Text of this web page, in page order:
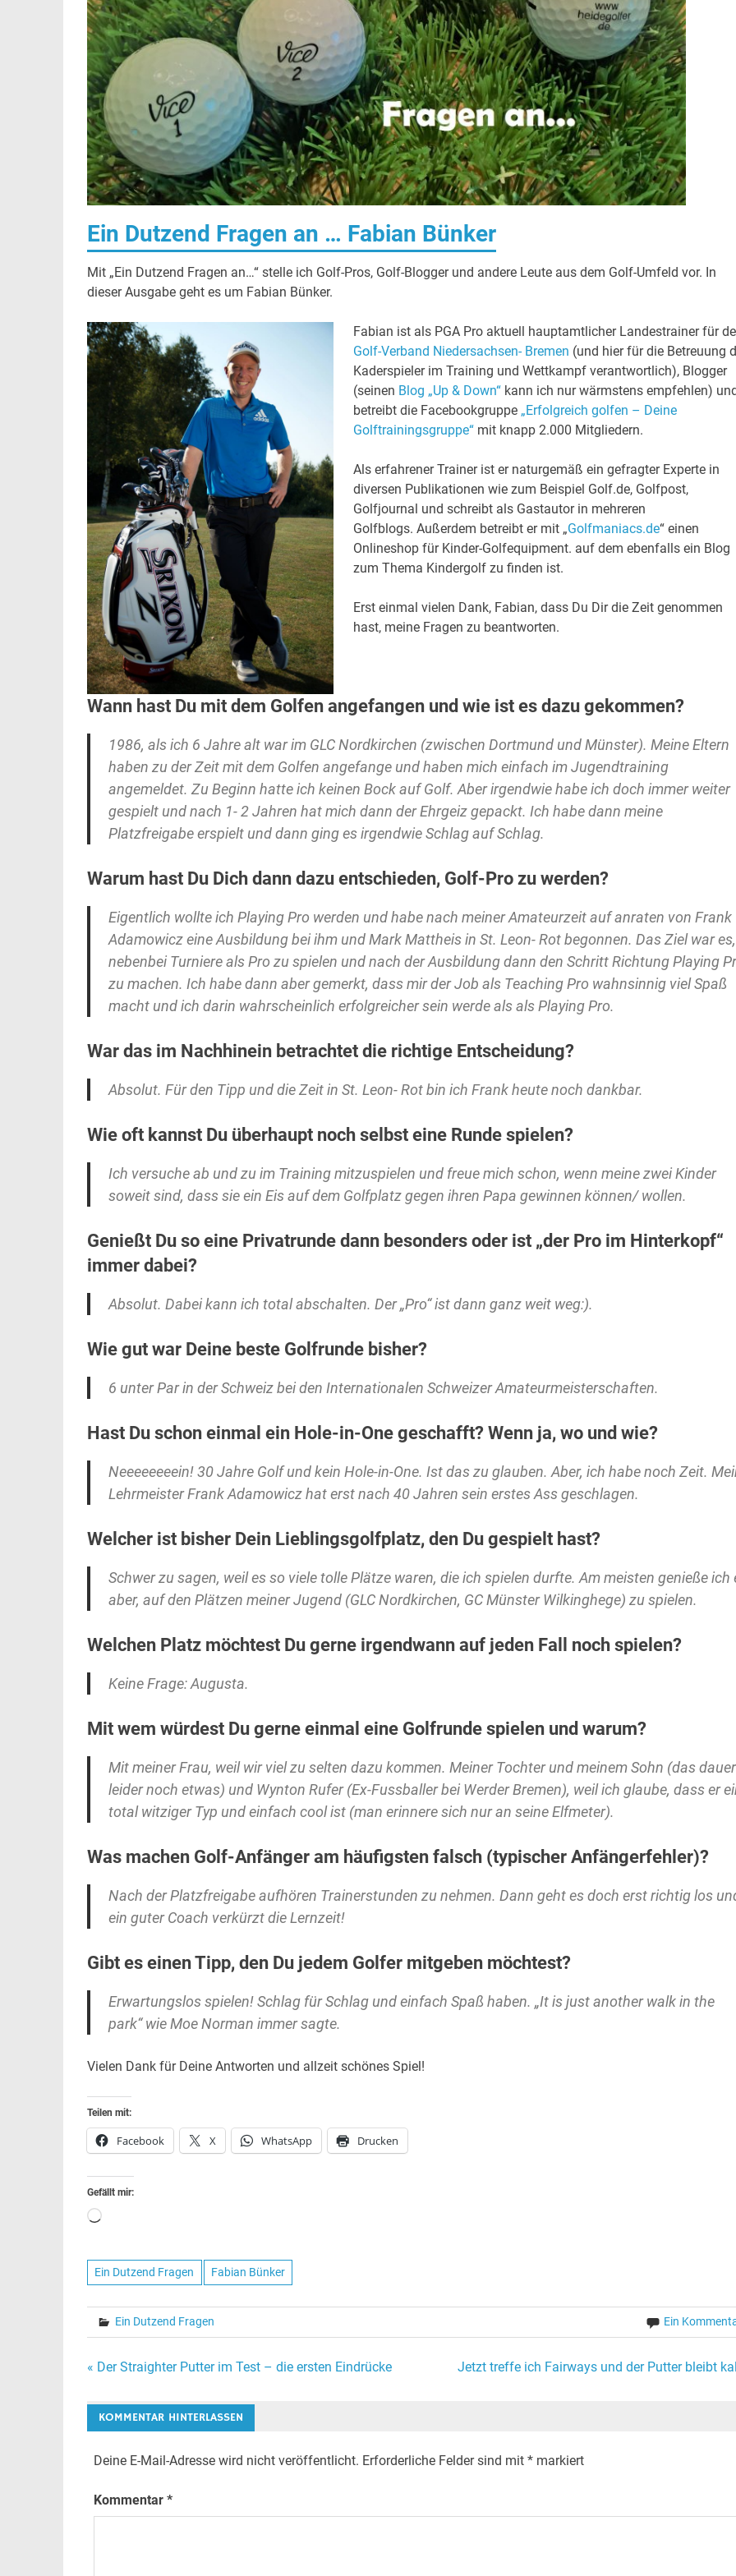
Ein Dutzend Fragen an … Fabian Bünker
Mit „Ein Dutzend Fragen an…“ stelle ich Golf-Pros, Golf-Blogger und andere Leute aus dem Golf-Umfeld vor. In
dieser Ausgabe geht es um Fabian Bünker.
Fabian ist als PGA Pro aktuell hauptamtlicher Landestrainer für
Golf-Verband Niedersachsen- Bremen (und hier für die Betreuung
Kaderspieler im Training und Wettkampf verantwortlich), Blogger
(seinen Blog „Up & Down“kann ich nur wärmstens empfehlen)
betreibt die Facebookgruppe „Erfolgreich golfen – Deine
Golftrainingsgruppe“mit knapp 2.000 Mitgliedern.
Als erfahrener Trainer ist er naturgemäß ein gefragter Experte in
diversen Publikationen wie zum Beispiel Golf.de, Golfpost,
Golfjournal und schreibt als Gastautor in mehreren
Golfblogs. Außerdem betreibt er mit „Golfmaniacs.de“ einen
Onlineshop für Kinder-Golfequipment. auf dem ebenfalls ein Blog
zum Thema Kindergolf zu finden ist.
Erst einmal vielen Dank, Fabian, dass Du Dir die Zeit genommen
hast, meine Fragen zu beantworten.
Wann hast Du mit dem Golfen angefangen und wie ist es dazu gekommen?
1986, als ich 6 Jahre alt war im GLC Nordkirchen (zwischen Dortmund und Münster). Meine Eltern
haben zu der Zeit mit dem Golfen angefange und haben mich einfach im Jugendtraining
angemeldet. Zu Beginn hatte ich keinen Bock auf Golf. Aber irgendwie habe ich doch immer weiter
gespielt und nach 1- 2 Jahren hat mich dann der Ehrgeiz gepackt. Ich habe dann meine
Platzfreigabe erspielt und dann ging es irgendwie Schlag auf Schlag.
Warum hast Du Dich dann dazu entschieden, Golf-Pro zu werden?
Eigentlich wollte ich Playing Pro werden und habe nach meiner Amateurzeit auf anraten von Frank
Adamowicz eine Ausbildung bei ihm und Mark Mattheis in St. Leon- Rot begonnen. Das Ziel war es,
nebenbei Turniere als Pro zu spielen und nach der Ausbildung dann den Schritt Richtung Playing
zu machen. Ich habe dann aber gemerkt, dass mir der Job als Teaching Pro wahnsinnig viel Spaß
macht und ich darin wahrscheinlich erfolgreicher sein werde als als Playing Pro.
War das im Nachhinein betrachtet die richtige Entscheidung?
Absolut. Für den Tipp und die Zeit in St. Leon- Rot bin ich Frank heute noch dankbar.
Wie oft kannst Du überhaupt noch selbst eine Runde spielen?
Ich versuche ab und zu im Training mitzuspielen und freue mich schon, wenn meine zwei Kinder
soweit sind, dass sie ein Eis auf dem Golfplatz gegen ihren Papa gewinnen können/ wollen.
Genießt Du so eine Privatrunde dann besonders oder ist „der Pro im Hinterkopf“
immer dabei?
Absolut. Dabei kann ich total abschalten. Der „Pro“ ist dann ganz weit weg:).
Wie gut war Deine beste Golfrunde bisher?
6 unter Par in der Schweiz bei den Internationalen Schweizer Amateurmeisterschaften.
Hast Du schon einmal ein Hole-in-One geschafft? Wenn ja, wo und wie?
Neeeeeeeein! 30 Jahre Golf und kein Hole-in-One. Ist das zu glauben. Aber, ich habe noch Zeit.
Lehrmeister Frank Adamowicz hat erst nach 40 Jahren sein erstes Ass geschlagen.
Welcher ist bisher Dein Lieblingsgolfplatz, den Du gespielt hast?
Schwer zu sagen, weil es so viele tolle Plätze waren, die ich spielen durfte. Am meisten genieße ich
aber, auf den Plätzen meiner Jugend (GLC Nordkirchen, GC Münster Wilkinghege) zu spielen.
Welchen Platz möchtest Du gerne irgendwann auf jeden Fall noch spielen?
Keine Frage: Augusta.
Mit wem würdest Du gerne einmal eine Golfrunde spielen und warum?
Mit meiner Frau, weil wir viel zu selten dazu kommen. Meiner Tochter und meinem Sohn (das
leider noch etwas) und Wynton Rufer (Ex-Fussballer bei Werder Bremen), weil ich glaube, dass er
total witziger Typ und einfach cool ist (man erinnere sich nur an seine Elfmeter).
Was machen Golf-Anfänger am häufigsten falsch (typischer Anfängerfehler)?
Nach der Platzfreigabe aufhören Trainerstunden zu nehmen. Dann geht es doch erst richtig los
ein guter Coach verkürzt die Lernzeit!
Gibt es einen Tipp, den Du jedem Golfer mitgeben möchtest?
Erwartungslos spielen! Schlag für Schlag und einfach Spaß haben. „It is just another walk in the
park“ wie Moe Norman immer sagte.
Vielen Dank für Deine Antworten und allzeit schönes Spiel!
Teilen mit:
Facebook X WhatsApp Drucken
Gefällt mir:
Wird
Ein Dutzend Fragen Fabian Bünker
Ein Dutzend Fragen Ein
Beitragsnavigation
« Der Straighter Putter im Test – die ersten Eindrücke Jetzt treffe ich Fairways und der Putter bleibt
KOMMENTAR HINTERLASSEN
Deine E-Mail-Adresse wird nicht veröffentlicht. Erforderliche Felder sind mit *markiert
Kommentar *